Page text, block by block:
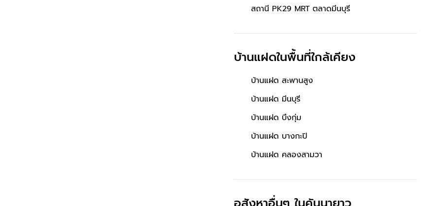
สถานี PK29 MRT ตลาดมีนบุรี
บ้านแฝดในพื้นที่ใกล้เคียง
บ้านแฝด สะพานสูง
บ้านแฝด มีนบุรี
บ้านแฝด บึงกุ่ม
บ้านแฝด บางกะปิ
บ้านแฝด คลองสามวา